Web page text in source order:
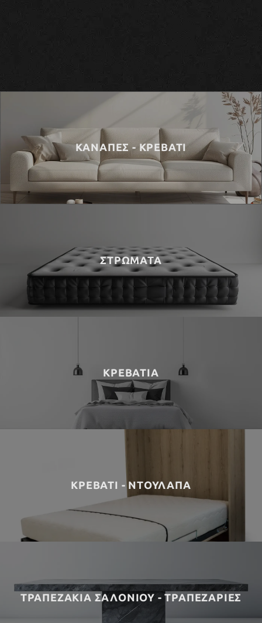
ΚΑΝΑΠΕΣ - ΚΡΕΒΑΤΙ
ΣΤΡΩΜΑΤΑ
ΚΡΕΒΑΤΙΑ
ΚΡΕΒΑΤΙ - ΝΤΟΥΛΑΠΑ
ΤΡΑΠΕΖΑΚΙΑ ΣΑΛΟΝΙΟΥ - ΤΡΑΠΕΖΑΡΙΕΣ